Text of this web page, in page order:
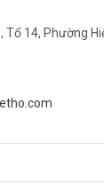
Tổ 14, Phường